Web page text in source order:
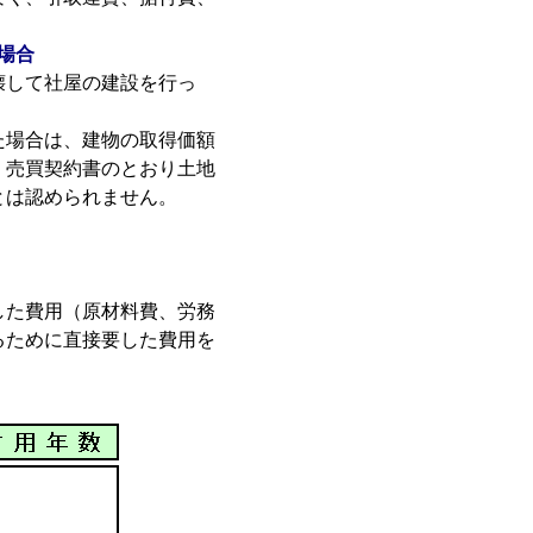
合
て社屋の建設を行っ
合は、建物の取得価額
買契約書のとおり土地
認められません。
費用（原材料費、労務
めに直接要した費用を